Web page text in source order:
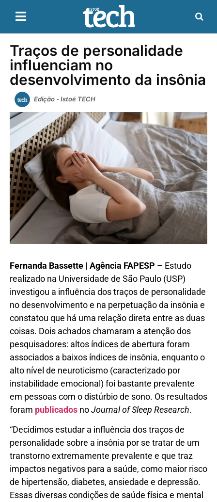
Traços de personalidade
influenciam no
desenvolvimento da insônia
Edição - Istoé TECH
Fernanda Bassette | Agência FAPESP – Estudo
realizado na Universidade de São Paulo (USP)
investigou a influência dos traços de personalidade
no desenvolvimento e na perpetuação da insônia e
constatou que há uma relação direta entre as duas
coisas. Dois achados chamaram a atenção dos
pesquisadores: altos índices de abertura foram
associados a baixos índices de insônia, enquanto o
alto nível de neuroticismo (caracterizado por
instabilidade emocional) foi bastante prevalente
em pessoas com o distúrbio de sono. Os resultados
foram publicados noJournal of Sleep Research.
“Decidimos estudar a influência dos traços de
personalidade sobre a insônia por se tratar de um
transtorno extremamente prevalente e que traz
impactos negativos para a saúde, como maior risco
de hipertensão, diabetes, ansiedade e depressão.
Essas diversas condições de saúde física e mental